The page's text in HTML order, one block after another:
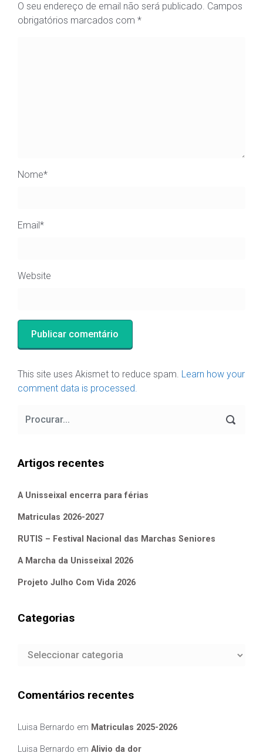
O seu endereço de email não será publicado. Campos
obrigatórios marcados com *
Nome*
Email*
Website
This site uses Akismet to reduce spam. Learn how your
comment data is processed.
Artigos recentes
A Unisseixal encerra para férias
Matriculas 2026-2027
RUTIS – Festival Nacional das Marchas Seniores
A Marcha da Unisseixal 2026
Projeto Julho Com Vida 2026
Categorias
Categorias
Comentários recentes
Luisa Bernardo em Matriculas 2025-2026
Luisa Bernardo em Alivio da dor